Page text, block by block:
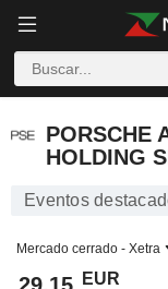
PORSCHE
HOLDING
Eventos
Mercado cerrado - Xetra
EUR